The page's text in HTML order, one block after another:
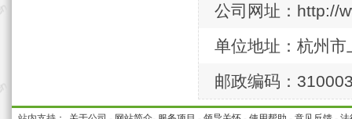
公司网址：http://
单位地址：杭州
邮政编码：